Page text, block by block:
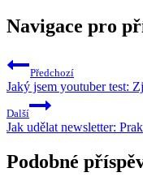
Navigace pro
Předchozí
Jaký jsem youtuber test:
Další
Jak udělat newsletter:
Podobné